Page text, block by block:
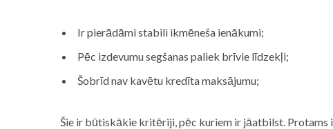
Ir pierādāmi stabili ikmēneša ienākumi;
Pēc izdevumu segšanas paliek brīvie līdzekļi;
Šobrīd nav kavētu kredīta maksājumu;
Šie ir būtiskākie kritēriji, pēc kuriem ir jāatbilst. Protams